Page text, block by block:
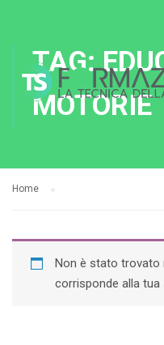
TAG:
MOTORIE
Home
Non è stato trovato
corrisponde alla tua